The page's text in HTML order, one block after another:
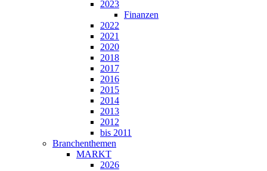
2023
Finanzen
2022
2021
2020
2018
2017
2016
2015
2014
2013
2012
bis 2011
Branchenthemen
MARKT
2026